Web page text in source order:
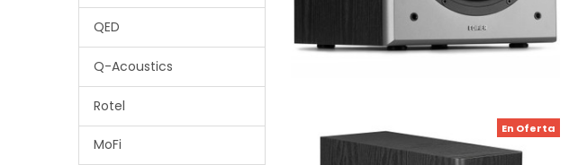
QED
Q-Acoustics
Rotel
MoFi
En Oferta